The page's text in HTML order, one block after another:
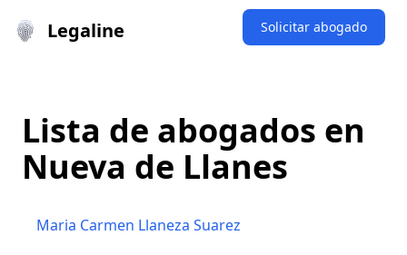
Legaline Solicitar abogado
Lista de abogados en
Nueva de Llanes
Maria Carmen Llaneza Suarez